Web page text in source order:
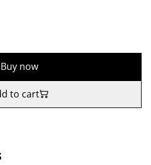
Buy now
to cart